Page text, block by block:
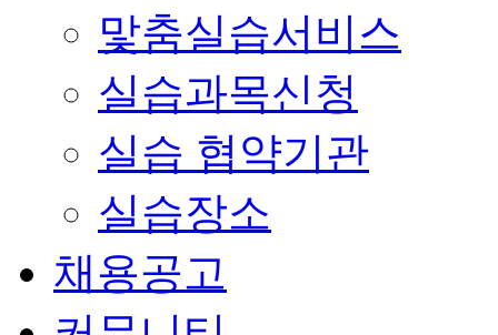
맟춤실습서비스
실습과목신청
실습 협약기관
실습장소
채용공고